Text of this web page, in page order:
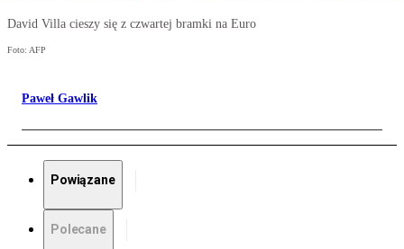
David Villa cieszy się z czwartej bramki na Euro
Foto: AFP
Paweł Gawlik
Powiązane
Polecane